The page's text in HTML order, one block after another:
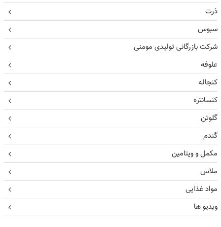
ذرت
سبوس
شرکت بازرگانی تولیدی مومنی
علوفه
کنجاله
کنسانتره
گلوتن
گندم
مکمل و ویتامین
ملاس
مواد غذایی
ویدیو ها